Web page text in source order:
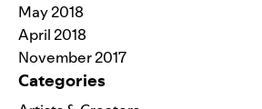
May 2018
April 2018
November 2017
Categories